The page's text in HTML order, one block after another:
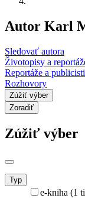
Autor Karl
Sledovať autora
Životopisy a
Reportáže a
Rozhovory
Zúžiť výber
Zoradiť
Zúžiť výber
Typ
e-kniha (1